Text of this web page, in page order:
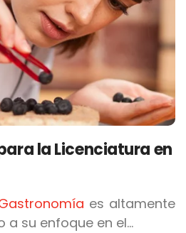
la Licenciatura en
es altamente
a su enfoque en el…